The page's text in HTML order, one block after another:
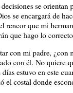
se orientan
se encargará de
rencor que mi
que hago lo
con mi padre, ¿con
con él. No quiere
estuvo en este
el costal donde